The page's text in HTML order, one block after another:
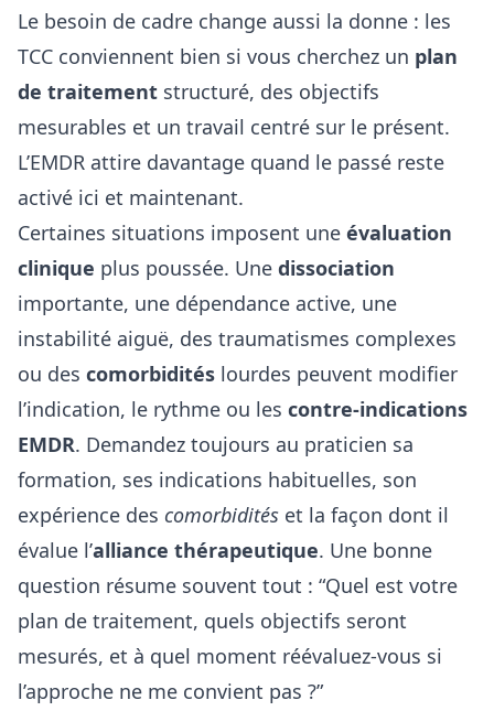
Le besoin de cadre change aussi la donne : les
TCC conviennent bien si vous cherchez un plan
de traitement structuré, des objectifs
mesurables et un travail centré sur le présent.
L’EMDR attire davantage quand le passé reste
activé ici et maintenant.
Certaines situations imposent une évaluation
clinique plus poussée. Une dissociation
importante, une dépendance active, une
instabilité aiguë, des traumatismes complexes
ou des comorbidités lourdes peuvent modifier
l’indication, le rythme ou les contre-indications
EMDR. Demandez toujours au praticien sa
formation, ses indications habituelles, son
expérience des comorbidités et la façon dont il
évalue l’alliance thérapeutique. Une bonne
question résume souvent tout : “Quel est votre
plan de traitement, quels objectifs seront
mesurés, et à quel moment réévaluez-vous si
l’approche ne me convient pas ?”